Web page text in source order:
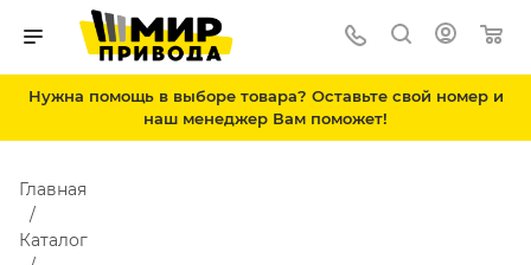
Нужна помощь в выборе товара? Оставьте свой номер и
наш менеджер Вам поможет!
Главная
Каталог